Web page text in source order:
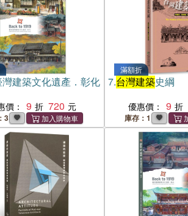
建築文化遺產．彰化
價： 9 720
3
滿額折
7.台灣建築史綱
優惠價： 9
庫存：1